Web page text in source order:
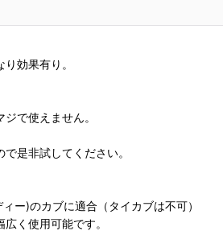
効果有り。
で使えません。
是非試してください。
ー)のカブに適合（タイカブは不可）
く使用可能です。